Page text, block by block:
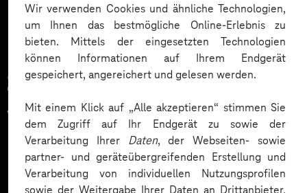
Wir verwenden Cookies und ähnliche Technologien,
um Ihnen das bestmögliche Online-Erlebnis zu
bieten. Mittels der eingesetzten Technologien
können Informationen auf Ihrem Endgerät
gespeichert, angereichert und gelesen werden.
Mit einem Klick auf „Alle akzeptieren“ stimmen Sie
dem Zugriff auf Ihr Endgerät zu sowie der
Verarbeitung Ihrer Daten, der Webseiten- sowie
partner- und geräteübergreifenden Erstellung und
Verarbeitung von individuellen Nutzungsprofilen
sowie der Weitergabe Ihrer Daten an Drittanbieter,
Zahlreiche Unternehmen
vertrauen auf unsere
Expertise. Hier eine Auswahl: